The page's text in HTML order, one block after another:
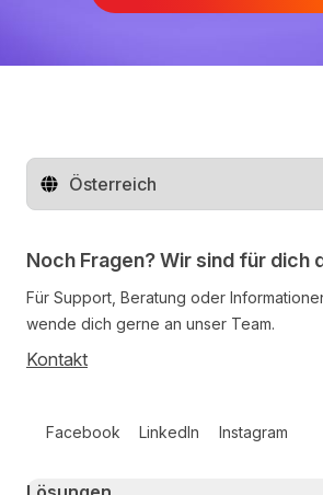
Region ändern
Noch Fragen? Wir sind für dich
Für Support, Beratung oder
wende dich gerne an unser Team.
Kontakt
Facebook LinkedIn Instagram
Primary footer navigation